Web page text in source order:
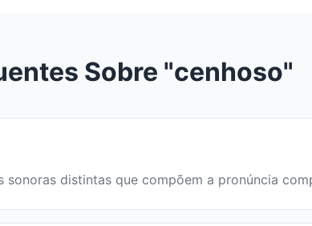
Sobre "cenhoso"
sonoras distintas que compõem a pronúncia